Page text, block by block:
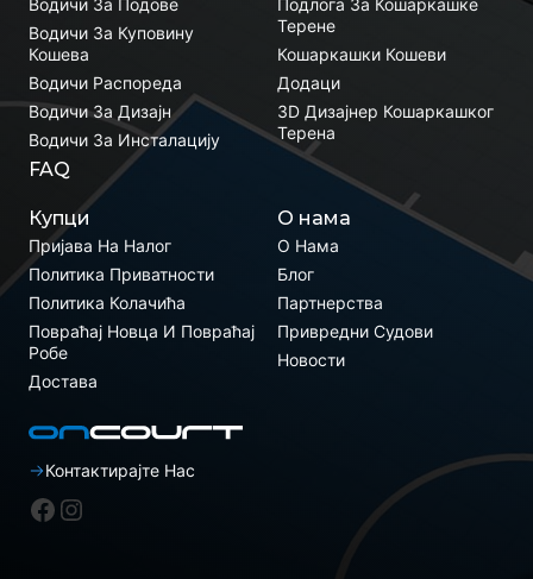
Подлога За Кошаркашке
Терене
Кошаркашки Кошеви
Додаци
3D Дизајнер Кошаркашког
Терена
Водичи За Подове
Водичи За Куповину
Кошева
Водичи Распореда
Водичи За Дизајн
Водичи За Инсталацију
FAQ
Купци
Пријава На Налог
Политика Приватности
Политика Колачића
Повраћај Новца И Повраћај
Робе
Достава
О нама
О Нама
Блог
Партнерства
Привредни Судови
Новости
Контактирајте Нас
Фејсбук
Инстаграм